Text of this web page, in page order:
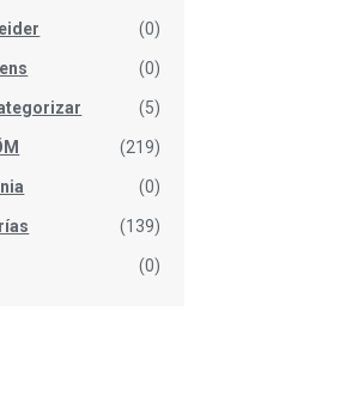
(0)
(0)
(5)
(219)
(0)
(139)
(0)